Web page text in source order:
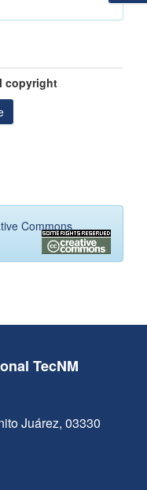
copyright
Commons
TecNM
Juárez, 03330